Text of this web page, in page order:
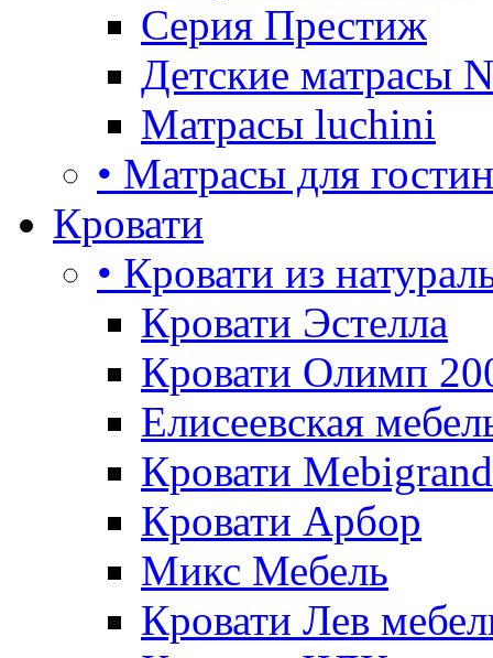
Серия Престиж
Детские матрасы
Матрасы luchini
• Матрасы для
Кровати
• Кровати из
Кровати Эстелла
Кровати Олимп
Елисеевская
Кровати Mebigrand
Кровати Арбор
Микс Мебель
Кровати Лев